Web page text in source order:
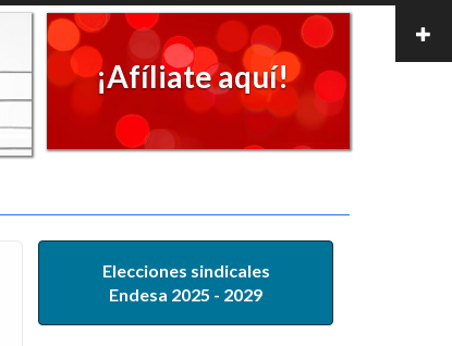
¡Afíliate aquí!
Elecciones sindicales
Endesa 2025 - 2029